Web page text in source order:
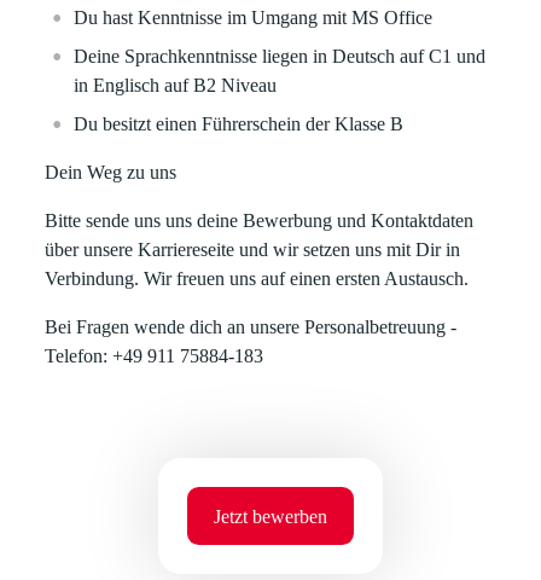
Du hast Kenntnisse im Umgang mit MS Office
Deine Sprachkenntnisse liegen in Deutsch auf C1 und
in Englisch auf B2 Niveau
Du besitzt einen Führerschein der Klasse B
Dein Weg zu uns
Bitte sende uns uns deine Bewerbung und Kontaktdaten
über unsere Karriereseite und wir setzen uns mit Dir in
Verbindung. Wir freuen uns auf einen ersten Austausch.
Bei Fragen wende dich an unsere Personalbetreuung -
Telefon: +49 911 75884-183
Jetzt bewerben